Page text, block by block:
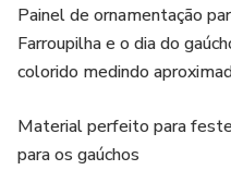
Painel de ornamentação
Farroupilha e o dia do
colorido medindo
Material perfeito para
para os gaúchos